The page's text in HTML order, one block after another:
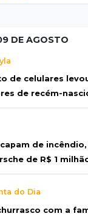
DE AGOSTO
de celulares
de recém-
de
de R$ 1
do Dia
com a